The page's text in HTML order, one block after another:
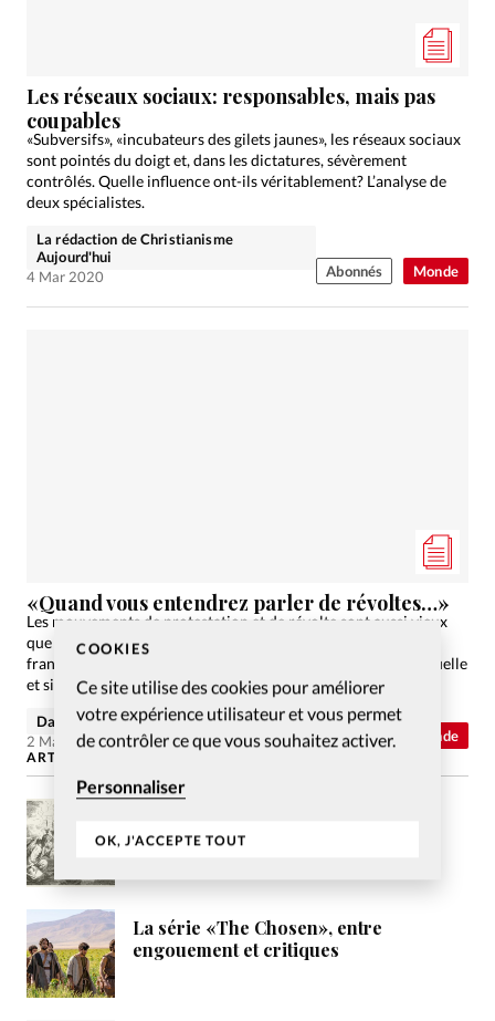
COOKIES
Ce site utilise des cookies pour améliorer
votre expérience utilisateur et vous permet
de contrôler ce que vous souhaitez activer.
Personnaliser
OK, J'ACCEPTE TOUT
Monde
Les réseaux sociaux: responsables, mais pas
coupables
«Subversifs», «incubateurs des gilets jaunes», les réseaux sociaux
sont pointés du doigt et, dans les dictatures, sévèrement
contrôlés. Quelle influence ont-ils véritablement? L’analyse de
deux spécialistes.
La rédaction de Christianisme
Aujourd'hui
4 Mar 2020
Abonnés
Monde
«Quand vous entendrez parler de révoltes…»
Les mouvements de protestation et de révolte sont aussi vieux
que le monde, bien avant Mai 68 ou les révolutions russe ou
française. Mais leur multiplication et leur intensification actuelle
et simultanée est peut-être un…
David Métreau
2 Mar 2020
Abonnés
ARTICLES LES PLUS LUS
comment les interpréter ?
La série «The Chosen», entre
engouement et critiques